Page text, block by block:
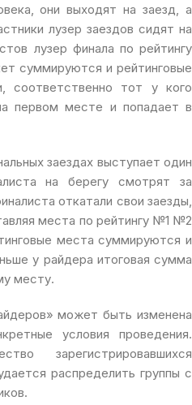
они выходят на заезд, а
лузер заездов сидят на
лузер финала по рейтингу
суммируются и рейтинговые
соответственно тот у кого
первом месте и попадает в
заездах выступает один
на берегу смотрят за
откатали свои заезды,
места по рейтингу №1 №2
места суммируются и
у райдера итоговая сумма
месту.
может быть изменена
условия проведения.
зарегистрировавшихся
распределить группы с